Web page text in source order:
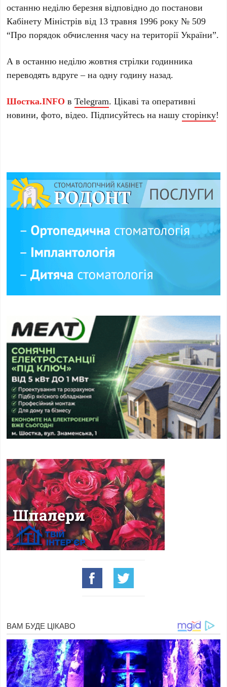
останню неділю березня відповідно до постанови
Кабінету Міністрів від 13 травня 1996 року № 509
“Про порядок обчислення часу на території України”.
А в останню неділю жовтня стрілки годинника
переводять вдруге – на одну годину назад.
Шостка.INFO вTelegram. Цікаві та оперативні
новини, фото, відео. Підписуйтесь на нашусторінку!